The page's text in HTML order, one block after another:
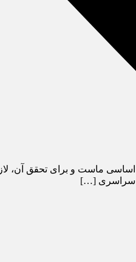
ماست و برای تحقق آن،
سراسری […]